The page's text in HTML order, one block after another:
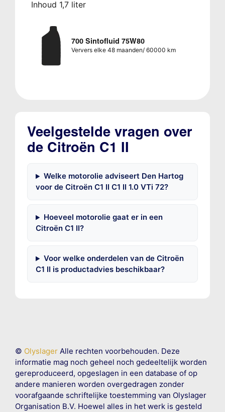
Inhoud 1,7 liter
700 Sintofluid 75W80
Ververs elke 48 maanden/ 60000 km
Veelgestelde vragen over
de Citroën C1 II
Welke motorolie adviseert Den Hartog
voor de Citroën C1 II C1 II 1.0 VTi 72?
Hoeveel motorolie gaat er in een
Citroën C1 II?
Voor welke onderdelen van de Citroën
C1 II is productadvies beschikbaar?
© OlyslagerAlle rechten voorbehouden. Deze
informatie mag noch geheel noch gedeeltelijk worden
gereproduceerd, opgeslagen in een database of op
andere manieren worden overgedragen zonder
voorafgaande schriftelijke toestemming van Olyslager
Organisation B.V. Hoewel alles in het werk is gesteld